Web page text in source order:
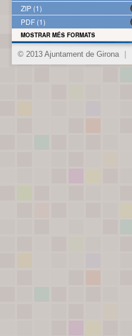
ZIP (1)
PDF (1)
MOSTRAR MÉS FORMATS
© 2013 Ajuntament de Girona